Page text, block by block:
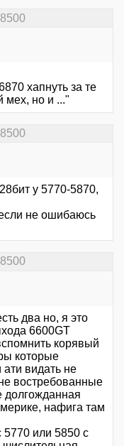
хапнуть за те
мех, но и ..."
у 5770-5870,
не ошибаюсь
два но, я это
6600GT
корявый
которые
видать не
востребованные
долгожданная
нафига там
5770 или 5850 с